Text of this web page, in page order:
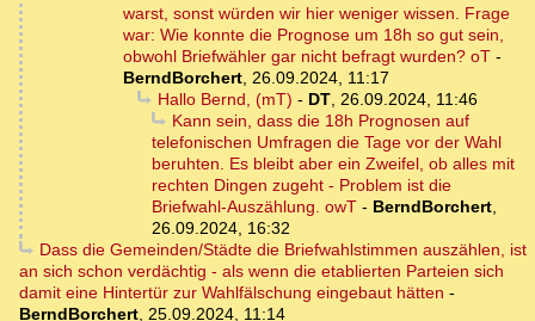
warst, sonst würden wir hier weniger wissen. Frage
war: Wie konnte die Prognose um 18h so gut sein,
obwohl Briefwähler gar nicht befragt wurden? oT -
BerndBorchert, 26.09.2024, 11:17
Hallo Bernd, (mT) - DT, 26.09.2024, 11:46
Kann sein, dass die 18h Prognosen auf
telefonischen Umfragen die Tage vor der Wahl
beruhten. Es bleibt aber ein Zweifel, ob alles mit
rechten Dingen zugeht - Problem ist die
Briefwahl-Auszählung. owT - BerndBorchert,
26.09.2024, 16:32
Dass die Gemeinden/Städte die Briefwahlstimmen auszählen, ist
an sich schon verdächtig - als wenn die etablierten Parteien sich
damit eine Hintertür zur Wahlfälschung eingebaut hätten -
BerndBorchert, 25.09.2024, 11:14